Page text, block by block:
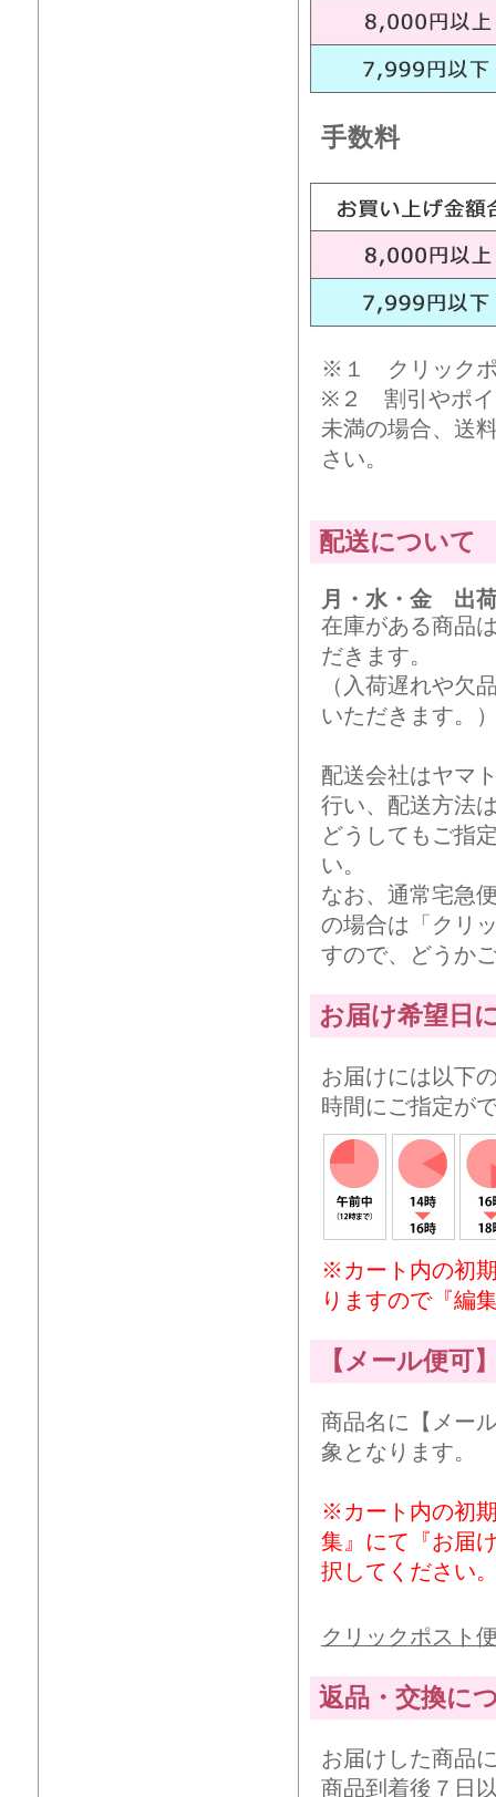
手数料
※１ クリックポ
※２ 割引やポイ
未満の場合、送
さい。
配送について
月・水・金 出
在庫がある商品
だきます。
（入荷遅れや欠
いただきます。
配送会社はヤマ
行い、配送方法
どうしてもご指
い。
なお、通常宅急
の場合は「クリ
すので、どうか
お届け希望日
お届けには以下
時間にご指定が
※カート内の初
りますので『編
【メール便可
商品名に【メー
象となります。
※カート内の初
集』にて『お届
択してください
クリックポスト
返品・交換に
お届けした商品
商品到着後７日